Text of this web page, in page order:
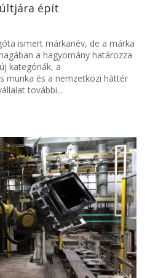
épít
ismert márkanév, de a márka
a hagyomány határozza
kategóriák, a
munka és a nemzetközi háttér
további...